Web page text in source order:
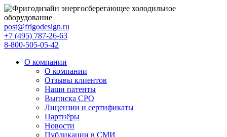
post@frigodesign.ru
+7 (495) 787-26-63
8-800-505-05-42
О компании
О компании
Отзывы клиентов
Наши патенты
Выписка СРО
Лицензии и сертификаты
Партнёры
Новости
Публикации в СМИ